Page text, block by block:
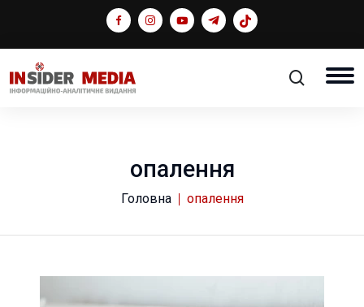
опалення
Головна опалення